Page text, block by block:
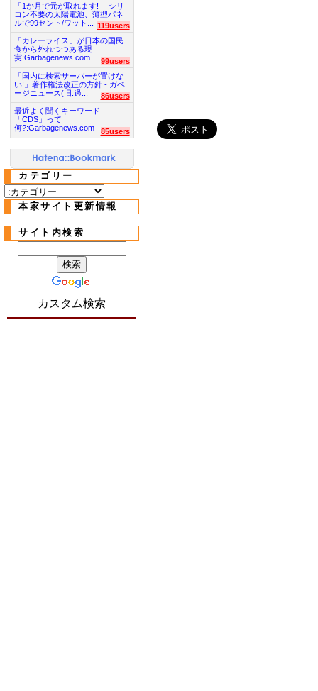
「1か月で元が取れます!」 シリ
コン不要の太陽電池、薄型パネ
ルで99セント/ワット...
119users
「カレーライス」が日本の国民
食から外れつつある現
実:Garbagenews.com
99users
「国内に検索サーバーが置けな
い!」著作権法改正の方針 - ガベ
ージニュース(旧:過...
86users
最近よく聞くキーワード
「CDS」って
何?:Garbagenews.com
85users
カテゴリー
本家サイト更新情報
サイト内検索
カスタム検索